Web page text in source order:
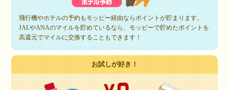
飛行機やホテルの予約もモッピー経由ならポイントが貯まります。
JALやANAのマイルを貯めているなら、モッピーで貯めたポイントを
高還元でマイルに交換することもできます！
お試しが好き！